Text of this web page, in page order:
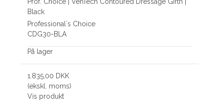
Prof. Choice | VenTech Contoured Dressage Girth |
Black
Professional´s Choice
CDG30-BLA
På lager
1.835,00 DKK
(ekskl. moms)
Vis produkt